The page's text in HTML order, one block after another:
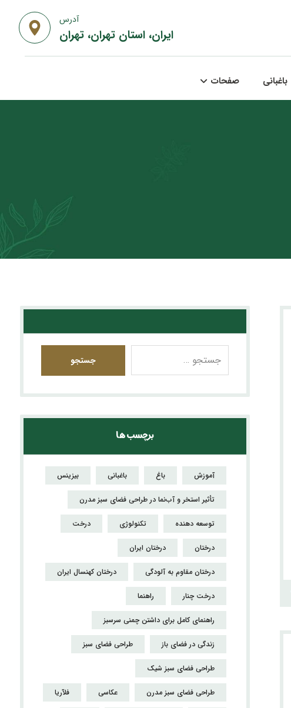
آدرس
ایران، استان تهران، تهران
باغبانی صفحات
جستجو
برچسب ها
آموزش باغ باغبانی بیزینس
تأثیر استخر و آب‌نما در طراحی فضای سبز مدرن
توسعه دهنده تکنولوژی درخت
درختان درختان ایران
درختان مقاوم به آلودگی درختان کهنسال ایران
درخت چنار راهنما
راهنمای کامل برای داشتن چمنی سرسبز
زندگی در فضای باز طراحی فضای سبز
طراحی فضای سبز شیک
طراحی فضای سبز مدرن عکاسی فلآریا